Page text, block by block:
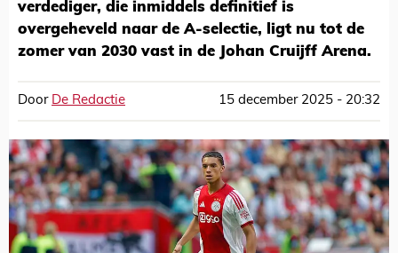
verdediger, die inmiddels definitief is
overgeheveld naar de A-selectie, ligt nu tot de
zomer van 2030 vast in de Johan Cruijff Arena.
Door De Redactie 15 december 2025 - 20:32